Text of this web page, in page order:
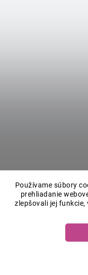
Používame súbory
prehliadanie
zlepšovali jej